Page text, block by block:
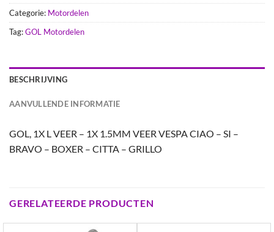
Categorie: Motordelen
Tag:GOL Motordelen
BESCHRIJVING
AANVULLENDE INFORMATIE
GOL, 1X L VEER – 1X 1.5MM VEER VESPA CIAO – SI –
BRAVO – BOXER – CITTA – GRILLO
GERELATEERDE PRODUCTEN